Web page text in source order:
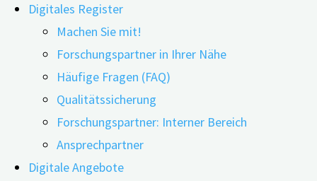
Digitales Register
Machen Sie mit!
Forschungspartner in Ihrer Nähe
Häufige Fragen (FAQ)
Qualitätssicherung
Forschungspartner: Interner Bereich
Ansprechpartner
Digitale Angebote
Stoffwechsele
rkrankungen.
Allen ist
gemeinsam,
dass sie zu
erhöhten
Blutzuckerwer
ten führen.
Diabetes mellitus
Rauchen
Bluthochdruck
Übergewicht/ Fettleibigkeit
Alkoholmissbrauch/ -sucht
Soziale Isolation